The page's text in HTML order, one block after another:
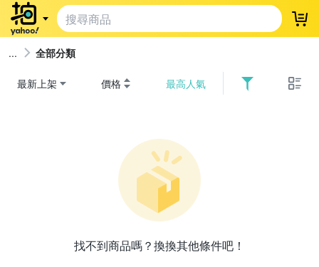
登
全部分類
最新上架 價格 最高人氣
找不到商品嗎？換換其他條件吧！